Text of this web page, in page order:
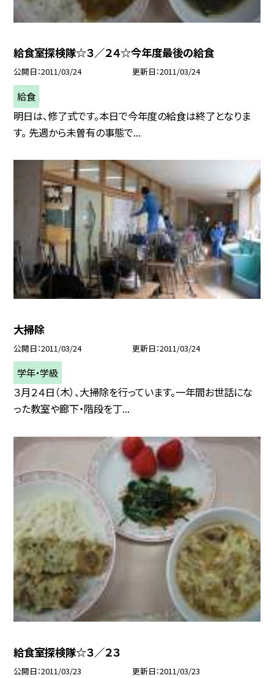
給食室探検隊☆３／２４☆今年度最後の給食
公開日 2011/03/24 更新日 2011/03/24
給食
明日は、修了式です。本日で今年度の給食は終了となりま
す。 先週から未曽有の事態で...
大掃除
公開日 2011/03/24 更新日 2011/03/24
学年・学級
３月２４日（木）、大掃除を行っています。一年間お世話にな
った教室や廊下・階段を丁...
給食室探検隊☆３／２３
公開日 2011/03/23 更新日 2011/03/23